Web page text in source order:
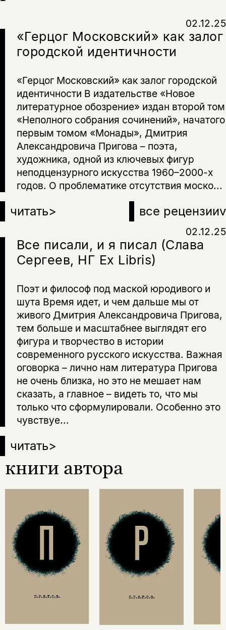
«Герцог Московский» как залог
городской идентичности
02.12.25
«Герцог Московский» как залог городской
идентичности В издательстве «Новое
литературное обозрение» издан второй том
«Неполного собрания сочинений», начатого
первым томом «Монады», Дмитрия
Александровича Пригова – поэта,
художника, одной из ключевых фигур
неподцензурного искусства 1960–2000-х
годов. О проблематике отсутствия моско...
читать> все рецензииv
Все писали, и я писал (Слава
Сергеев, НГ Ex Libris)
02.12.25
Поэт и философ под маской юродивого и
шута Время идет, и чем дальше мы от
живого Дмитрия Александровича Пригова,
тем больше и масштабнее выглядят его
фигура и творчество в истории
современного русского искусства. Важная
оговорка – лично нам литература Пригова
не очень близка, но это не мешает нам
сказать, а главное – видеть то, что мы
только что сформулировали. Особенно это
чувствуе...
читать>
книги автора